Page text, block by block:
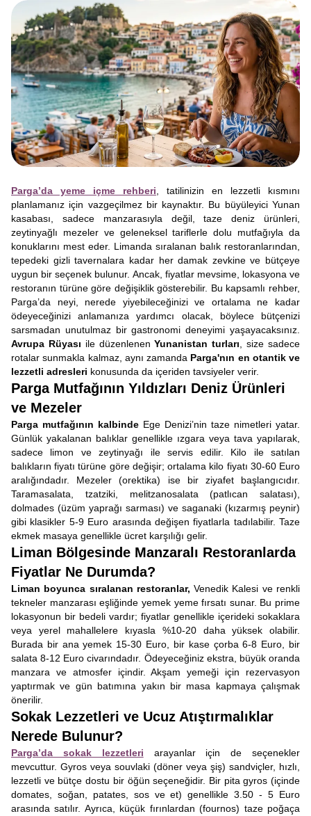
Parga’da yeme içme rehberi , tatilinizin en lezzetli kısmını
planlamanız için vazgeçilmez bir kaynaktır. Bu büyüleyici Yunan
kasabası, sadece manzarasıyla değil, taze deniz ürünleri,
zeytinyağlı mezeler ve geleneksel tariflerle dolu mutfağıyla da
konuklarını mest eder. Limanda sıralanan balık restoranlarından,
tepedeki gizli tavernalara kadar her damak zevkine ve bütçeye
uygun bir seçenek bulunur. Ancak, fiyatlar mevsime, lokasyona ve
restoranın türüne göre değişiklik gösterebilir. Bu kapsamlı rehber,
Parga’da neyi, nerede yiyebileceğinizi ve ortalama ne kadar
ödeyeceğinizi anlamanıza yardımcı olacak, böylece bütçenizi
sarsmadan unutulmaz bir gastronomi deneyimi yaşayacaksınız.
Avrupa Rüyası ile düzenlenenYunanistan turları , size sadece
rotalar sunmakla kalmaz, aynı zamanda Parga'nın en otantik ve
lezzetli adresleri konusunda da içeriden tavsiyeler verir.
Parga Mutfağının Yıldızları Deniz Ürünleri
ve Mezeler
Parga mutfağının kalbinde Ege Denizi’nin taze nimetleri yatar.
Günlük yakalanan balıklar genellikle ızgara veya tava yapılarak,
sadece limon ve zeytinyağı ile servis edilir. Kilo ile satılan
balıkların fiyatı türüne göre değişir; ortalama kilo fiyatı 30-60 Euro
aralığındadır. Mezeler (orektika) ise bir ziyafet başlangıcıdır.
Taramasalata, tzatziki, melitzanosalata (patlıcan salatası),
dolmades (üzüm yaprağı sarması) ve saganaki (kızarmış peynir)
gibi klasikler 5-9 Euro arasında değişen fiyatlarla tadılabilir. Taze
ekmek masaya genellikle ücret karşılığı gelir.
Liman Bölgesinde Manzaralı Restoranlarda
Fiyatlar Ne Durumda?
Liman boyunca sıralanan restoranlar, Venedik Kalesi ve renkli
tekneler manzarası eşliğinde yemek yeme fırsatı sunar. Bu prime
lokasyonun bir bedeli vardır; fiyatlar genellikle içerideki sokaklara
veya yerel mahallelere kıyasla %10-20 daha yüksek olabilir.
Burada bir ana yemek 15-30 Euro, bir kase çorba 6-8 Euro, bir
salata 8-12 Euro civarındadır. Ödeyeceğiniz ekstra, büyük oranda
manzara ve atmosfer içindir. Akşam yemeği için rezervasyon
yaptırmak ve gün batımına yakın bir masa kapmaya çalışmak
önerilir.
Sokak Lezzetleri ve Ucuz Atıştırmalıklar
Nerede Bulunur?
Parga’da sokak lezzetleri arayanlar için de seçenekler
mevcuttur. Gyros veya souvlaki (döner veya şiş) sandviçler, hızlı,
lezzetli ve bütçe dostu bir öğün seçeneğidir. Bir pita gyros (içinde
domates, soğan, patates, sos ve et) genellikle 3.50 - 5 Euro
arasında satılır. Ayrıca, küçük fırınlardan (fournos) taze poğaça